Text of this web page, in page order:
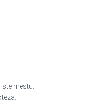
mestu.